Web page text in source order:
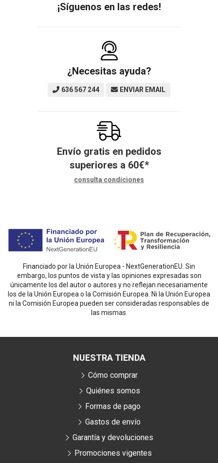
¡Síguenos en las redes!
¿Necesitas ayuda?
636 567 244 ENVIAR EMAIL
Envío gratis en pedidos
superiores a 60€*
consulta condiciones
Financiado por la Unión Europea - NextGenerationEU. Sin
embargo, los puntos de vista y las opiniones expresadas son
únicamente los del autor o autores y no reflejan necesariamente
los de la Unión Europea o la Comisión Europea. Ni la Unión Europea
ni la Comisión Europea pueden ser consideradas responsables de
las mismas.
NUESTRA TIENDA
Cómo comprar
Quiénes somos
Formas de pago
Gastos de envío
Garantía y devoluciones
Promociones vigentes